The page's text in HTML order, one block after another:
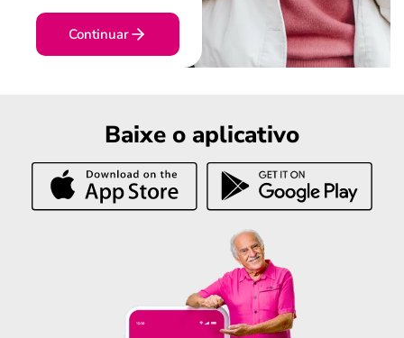
Continuar
Baixe o aplicativo